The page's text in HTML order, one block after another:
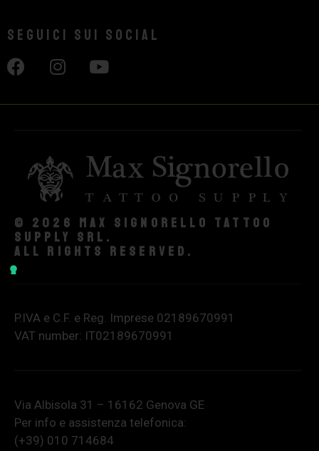
Seguici sui social
© 2026 Max Signorello Tattoo
supply srl.
All rights reserved.
P.IVA e C.F. e Reg. Imprese 02189670991
VAT number: IT02189670991
Via Albisola 31 – 16162 Genova GE
Per info e assistenza telefonica:
(+39) 010 714684